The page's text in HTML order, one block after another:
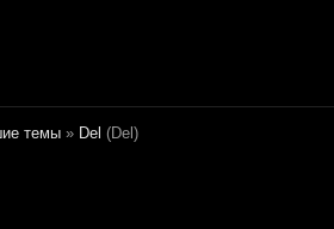
темы » Del (Del)